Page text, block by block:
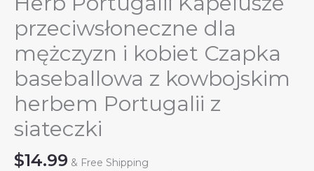
przeciwsłoneczne dla
mężczyzn i kobiet Czapka
baseballowa z kowbojskim
herbem Portugalii z
siateczki
$14.99 & Free Shipping